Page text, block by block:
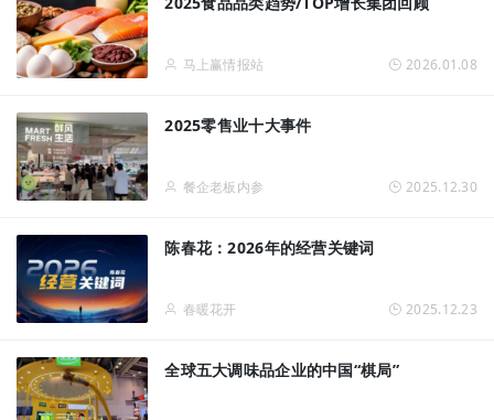
马上赢情报站 2026.01.08
2025零售业十大事件
餐企老板内参 2025.12.30
陈春花：2026年的经营关键词
春暖花开 2025.12.23
全球五大调味品企业的中国“棋局”